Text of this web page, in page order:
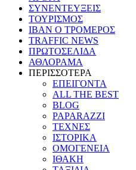
ΣΥΝΕΝΤΕΥΞΕΙΣ
ΤΟΥΡΙΣΜΟΣ
ΙΒΑΝ Ο ΤΡΟΜΕΡΟΣ
TRAFFIC NEWS
ΠΡΩΤΟΣΕΛΙΔΑ
ΑΘΛΟΡΑΜΑ
ΠΕΡΙΣΣΟΤΕΡΑ
ΕΠΕΙΓΟΝΤΑ
ALL THE BEST
BLOG
PAPARAZZI
ΤΕΧΝΕΣ
ΙΣΤΟΡΙΚΑ
ΟΜΟΓΕΝΕΙΑ
ΙΘΑΚΗ